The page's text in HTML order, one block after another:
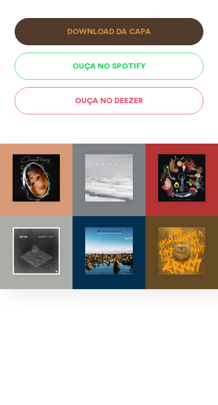
DOWNLOAD DA CAPA
OUÇA NO SPOTIFY
OUÇA NO DEEZER